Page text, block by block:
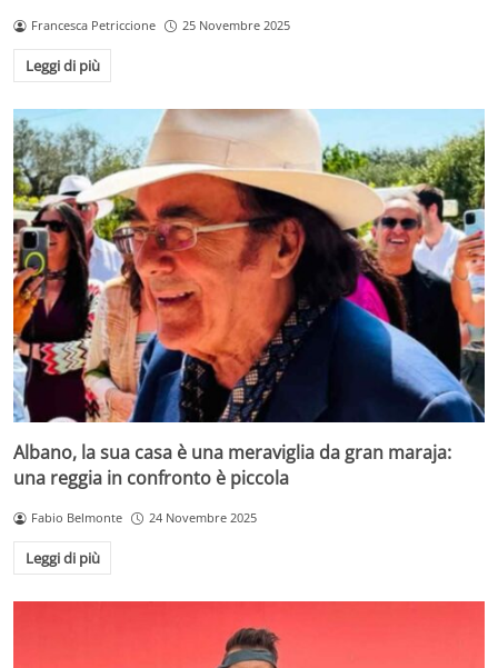
Francesca Petriccione 25 Novembre 2025
Leggi di più
Albano, la sua casa è una meraviglia da gran maraja:
una reggia in confronto è piccola
Fabio Belmonte 24 Novembre 2025
Leggi di più